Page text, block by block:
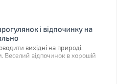
і відпочинку на
вихідні на природі,
Веселий відпочинок в хорошій